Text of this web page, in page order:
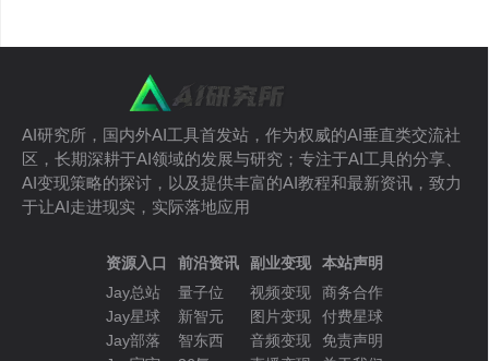
AI研究所，国内外AI工具首发站，作为权威的AI垂直类交流社
区，长期深耕于AI领域的发展与研究；专注于AI工具的分享、
AI变现策略的探讨，以及提供丰富的AI教程和最新资讯，致力
于让AI走进现实，实际落地应用
资源入口
Jay总站
Jay星球
Jay部落
前沿资讯
量子位
新智元
智东西
副业变现
视频变现
图片变现
音频变现
本站声明
商务合作
付费星球
免责声明